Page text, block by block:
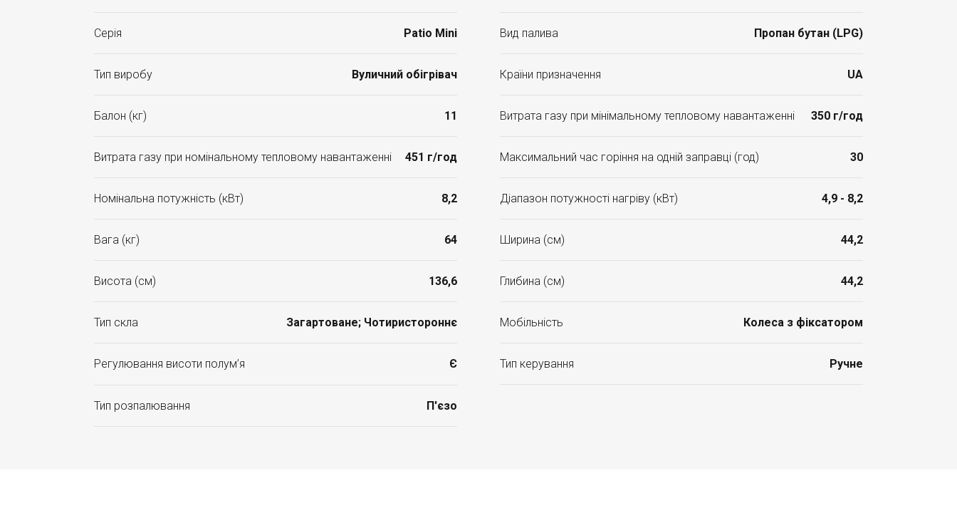
Серія Patio Mini Вид палива Пропан бутан (LPG)
Тип виробу Вуличний обігрівач Країни призначення UA
Балон (кг) 11 Витрата газу при мінімальному тепловому навантаженні 350 г/год
Витрата газу при номінальному тепловому навантаженні 451 г/год Максимальний час горіння на одній заправці (год) 30
Номінальна потужність (кВт) 8,2 Діапазон потужності нагріву (кВт) 4,9 - 8,2
Вага (кг) 64 Ширина (см) 44,2
Висота (см) 136,6 Глибина (см) 44,2
Тип скла Загартоване; Чотиристороннє Мобільність Колеса з фіксатором
Регулювання висоти полум’я Є Тип керування Ручне
Тип розпалювання П'єзо